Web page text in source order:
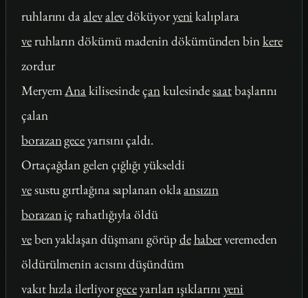
ruhlarını daalevalevdöküyoryeni kalıplara
veruhların dökümü madenin dökümünden binkere
zordur
MeryemAnakilisesindeçankulesindesaatbaşlarını
çalan
borazangeceyarısını çaldı.
Ortaçağdan gelen çığlığı yükseldi
vesustu gırtlağına saplanan oklaansızın
borazaniç rahatlığıyla öldü
veben yaklaşan düşmanı görüpdehaberveremeden
öldürülmenin acısını düşündüm
vakıt hızla ilerliyorgeceyarıları ışıklarını yeni